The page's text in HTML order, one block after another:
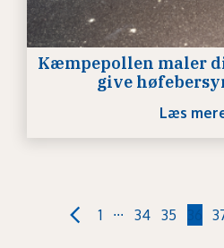
Kæmpepollen maler
give
Læs
1 ... 34 35 36